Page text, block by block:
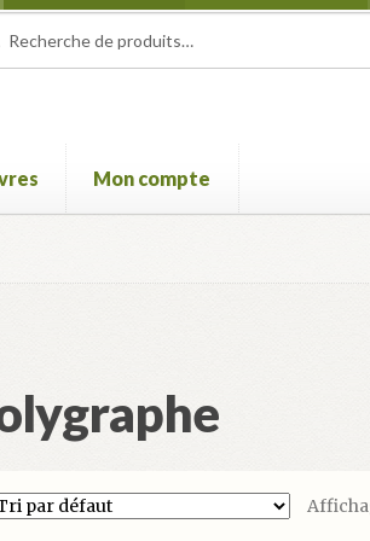
:
Mon compte
Film international de Champcella